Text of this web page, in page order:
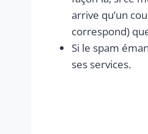
arrive qu’un
correspond)
Si le spam
ses services.